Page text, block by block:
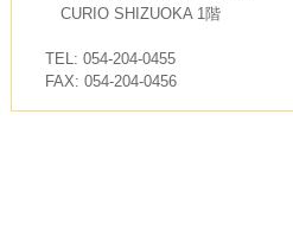
CURIO SHIZUOKA 1階
TEL: 054-204-0455
FAX: 054-204-0456